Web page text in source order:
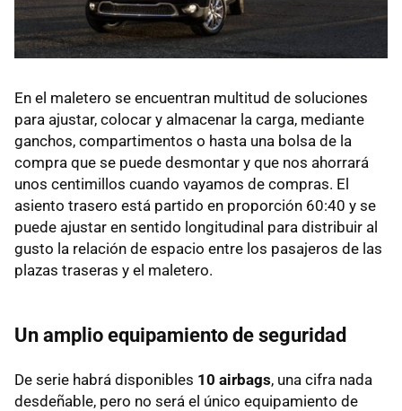
En el maletero se encuentran multitud de soluciones
para ajustar, colocar y almacenar la carga, mediante
ganchos, compartimentos o hasta una bolsa de la
compra que se puede desmontar y que nos ahorrará
unos centimillos cuando vayamos de compras. El
asiento trasero está partido en proporción 60:40 y se
puede ajustar en sentido longitudinal para distribuir al
gusto la relación de espacio entre los pasajeros de las
plazas traseras y el maletero.
Un amplio equipamiento de seguridad
De serie habrá disponibles 10 airbags, una cifra nada
desdeñable, pero no será el único equipamiento de